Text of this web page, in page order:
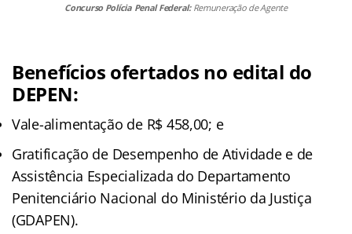
Concurso Polícia Penal Federal: Remuneração de Agente
Benefícios ofertados no edital do
DEPEN:
Vale-alimentação de R$ 458,00; e
Gratificação de Desempenho de Atividade e de
Assistência Especializada do Departamento
Penitenciário Nacional do Ministério da Justiça
(GDAPEN).